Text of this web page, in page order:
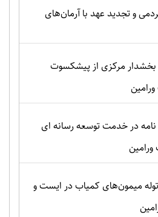
و تجدید عهد با آرمان‌های
مرکزی از پیشکسوت
نامه در خدمت توسعه رسانه ای
میمون‌های کمیاب در ایست و